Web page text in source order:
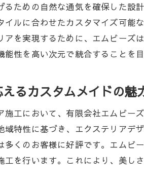
るための自然な通気を確保した設
イルに合わせたカスタマイズ可能
アを実現するために、エムビーズ
能性を高い次元で統合することを目
るカスタムメイドの魅
施工において、有限会社エムビー
域特性に基づき、エクステリアデ
多くのお客様に好評です。エムビ
工を行います。これにより、美し